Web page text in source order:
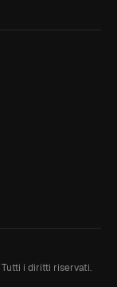
Tutti i diritti riservati.